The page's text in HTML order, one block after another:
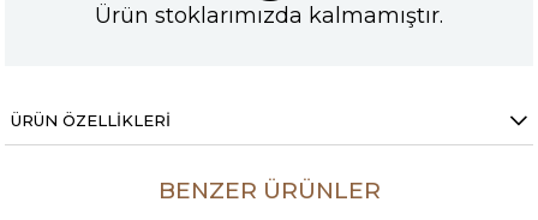
Ürün stoklarımızda kalmamıştır.
ÜRÜN ÖZELLIKLERI
BENZER ÜRÜNLER